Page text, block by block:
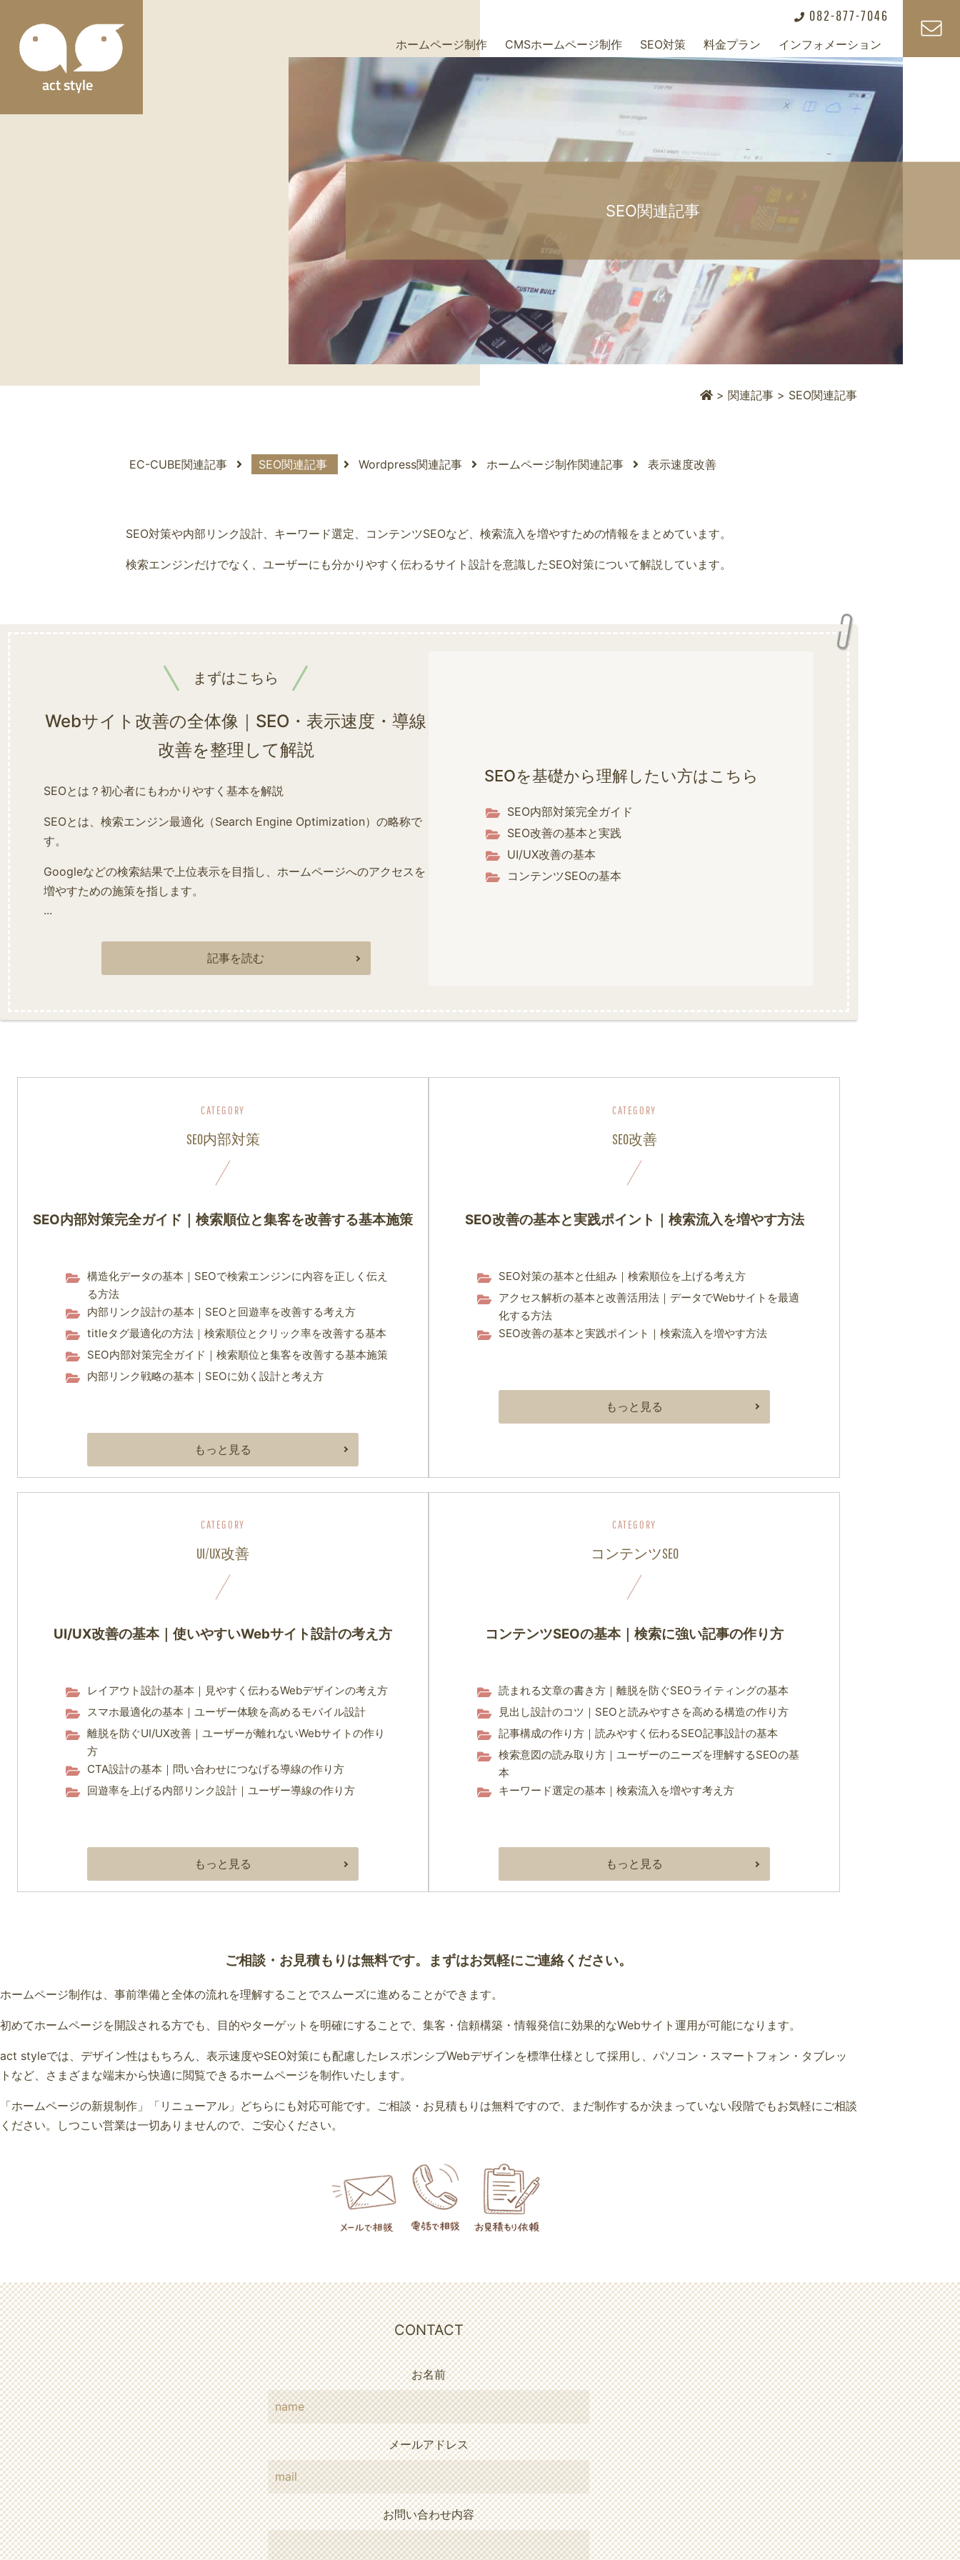
082-877-7046
ホームページ制作 CMSホームページ制作 SEO対策 料金プラン
+
インフォメーション
SEO関連記事
> 関連記事 > SEO関連記事
EC-CUBE関連記事 SEO関連記事 Wordpress関連記事 ホームページ制作関連記事 表示速度改善
SEO対策や内部リンク設計、キーワード選定、コンテンツSEOなど、検索流入を増やすための情報をまとめています。
検索エンジンだけでなく、ユーザーにも分かりやすく伝わるサイト設計を意識したSEO対策について解説しています。
まずはこちら
Webサイト改善の全体像｜SEO・表示速度・導線
改善を整理して解説
SEOとは？初心者にもわかりやすく基本を解説
SEOとは、検索エンジン最適化（Search Engine Optimization）の略称で
す。
Googleなどの検索結果で上位表示を目指し、ホームページへのアクセスを
増やすための施策を指します。
...
記事を読む
SEOを基礎から理解したい方はこちら
SEO内部対策完全ガイド
SEO改善の基本と実践
UI/UX改善の基本
コンテンツSEOの基本
SEO内部対策
SEO内部対策完全ガイド｜検索順位と集客を改善する基本施策
構造化データの基本｜SEOで検索エンジンに内容を正しく伝え
る方法
内部リンク設計の基本｜SEOと回遊率を改善する考え方
titleタグ最適化の方法｜検索順位とクリック率を改善する基本
SEO内部対策完全ガイド｜検索順位と集客を改善する基本施策
内部リンク戦略の基本｜SEOに効く設計と考え方
もっと見る
SEO改善
SEO改善の基本と実践ポイント｜検索流入を増やす方法
SEO対策の基本と仕組み｜検索順位を上げる考え方
アクセス解析の基本と改善活用法｜データでWebサイトを最適
化する方法
SEO改善の基本と実践ポイント｜検索流入を増やす方法
もっと見る
UI/UX改善
UI/UX改善の基本｜使いやすいWebサイト設計の考え方
レイアウト設計の基本｜見やすく伝わるWebデザインの考え方
スマホ最適化の基本｜ユーザー体験を高めるモバイル設計
離脱を防ぐUI/UX改善｜ユーザーが離れないWebサイトの作り
方
CTA設計の基本｜問い合わせにつなげる導線の作り方
回遊率を上げる内部リンク設計｜ユーザー導線の作り方
もっと見る
コンテンツSEO
コンテンツSEOの基本｜検索に強い記事の作り方
読まれる文章の書き方｜離脱を防ぐSEOライティングの基本
見出し設計のコツ｜SEOと読みやすさを高める構造の作り方
記事構成の作り方｜読みやすく伝わるSEO記事設計の基本
検索意図の読み取り方｜ユーザーのニーズを理解するSEOの基
本
キーワード選定の基本｜検索流入を増やす考え方
もっと見る
ご相談・お見積もりは無料です。まずはお気軽にご連絡ください。
ホームページ制作は、事前準備と全体の流れを理解することでスムーズに進めることができます。
初めてホームページを開設される方でも、目的やターゲットを明確にすることで、集客・信頼構築・情報発信に効果的なWebサイト運用が可能になります。
act styleでは、デザイン性はもちろん、表示速度やSEO対策にも配慮したレスポンシブWebデザインを標準仕様として採用し、パソコン・スマートフォン・タブレッ
トなど、さまざまな端末から快適に閲覧できるホームページを制作いたします。
「ホームページの新規制作」「リニューアル」どちらにも対応可能です。ご相談・お見積もりは無料ですので、まだ制作するか決まっていない段階でもお気軽にご相談
ください。しつこい営業は一切ありませんので、ご安心ください。
CONTACT
お名前
メールアドレス
お問い合わせ内容